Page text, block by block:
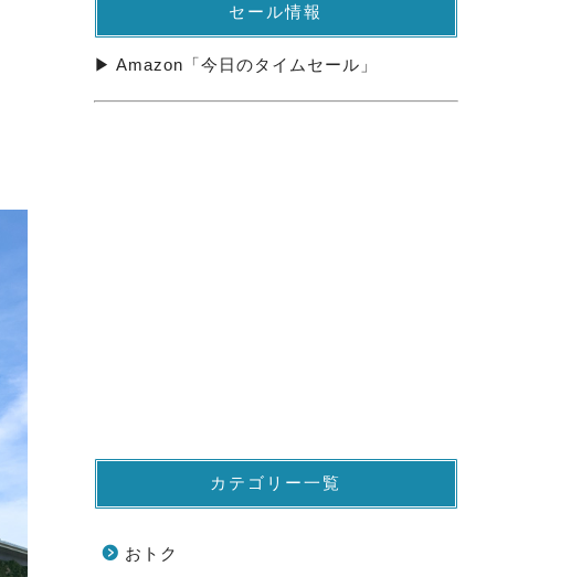
セール情報
▶ Amazon「今日のタイムセール」
カテゴリー一覧
おトク